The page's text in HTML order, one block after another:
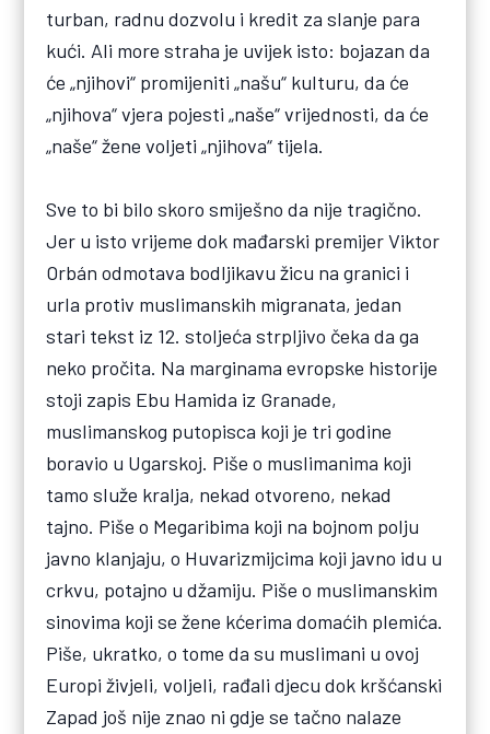
turban, radnu dozvolu i kredit za slanje para
kući. Ali more straha je uvijek isto: bojazan da
će „njihovi“ promijeniti „našu“ kulturu, da će
„njihova“ vjera pojesti „naše“ vrijednosti, da će
„naše“ žene voljeti „njihova“ tijela.
Sve to bi bilo skoro smiješno da nije tragično.
Jer u isto vrijeme dok mađarski premijer Viktor
Orbán odmotava bodljikavu žicu na granici i
urla protiv muslimanskih migranata, jedan
stari tekst iz 12. stoljeća strpljivo čeka da ga
neko pročita. Na marginama evropske historije
stoji zapis Ebu Hamida iz Granade,
muslimanskog putopisca koji je tri godine
boravio u Ugarskoj. Piše o muslimanima koji
tamo služe kralja, nekad otvoreno, nekad
tajno. Piše o Megaribima koji na bojnom polju
javno klanjaju, o Huvarizmijcima koji javno idu u
crkvu, potajno u džamiju. Piše o muslimanskim
sinovima koji se žene kćerima domaćih plemića.
Piše, ukratko, o tome da su muslimani u ovoj
Europi živjeli, voljeli, rađali djecu dok kršćanski
Zapad još nije znao ni gdje se tačno nalaze